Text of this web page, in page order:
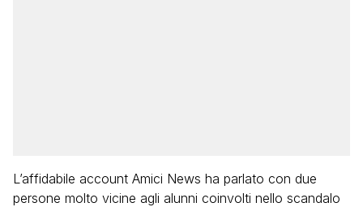
L’affidabile account Amici News ha parlato con due
persone molto vicine agli alunni coinvolti nello scandalo